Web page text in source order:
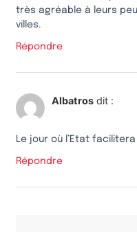
très agréable à leurs
villes.
Répondre
Albatros dit :
Le jour où l’Etat
Répondre